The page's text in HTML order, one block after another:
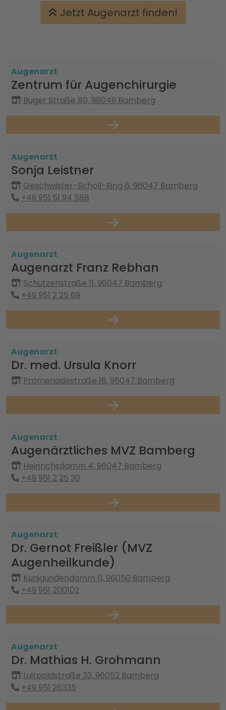
Jetzt Augenarzt finden!
Augenarzt
Zentrum für Augenchirurgie
Buger Straße 80, 96049 Bamberg
Augenarzt
Sonja Leistner
Geschwister-Scholl-Ring 6, 96047 Bamberg
+49 951 51 94 588
Augenarzt
Augenarzt Franz Rebhan
Schützenstraße 11, 96047 Bamberg
+49 951 2 25 69
Augenarzt
Dr. med. Ursula Knorr
Promenadestraße 18, 96047 Bamberg
Augenarzt
Augenärztliches MVZ Bamberg
Heinrichsdamm 4, 96047 Bamberg
+49 951 2 25 30
Augenarzt
Dr. Gernot Freißler (MVZ
Augenheilkunde)
Kunigundendamm 11, 96050 Bamberg
+49 951 200102
Augenarzt
Dr. Mathias H. Grohmann
Luitpoldstraße 33, 96052 Bamberg
+49 951 26335